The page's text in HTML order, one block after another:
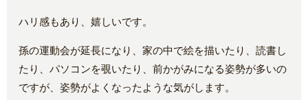
ハリ感もあり、嬉しいです。
孫の運動会が延長になり、家の中で絵を描いたり、読書し
たり、パソコンを覗いたり、前かがみになる姿勢が多いの
ですが、姿勢がよくなったような気がします。